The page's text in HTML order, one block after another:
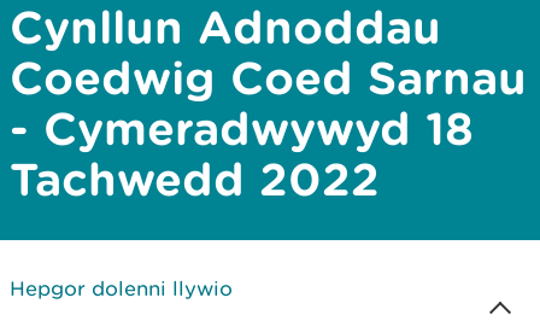
Cynllun Adnoddau
Coedwig Coed Sarnau
- Cymeradwywyd 18
Tachwedd 2022
Hepgor dolenni llywio